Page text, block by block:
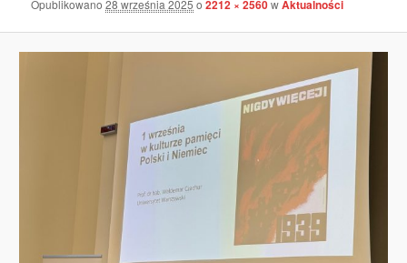
Opublikowano28 września 2025 o2212 × 2560wAktualności